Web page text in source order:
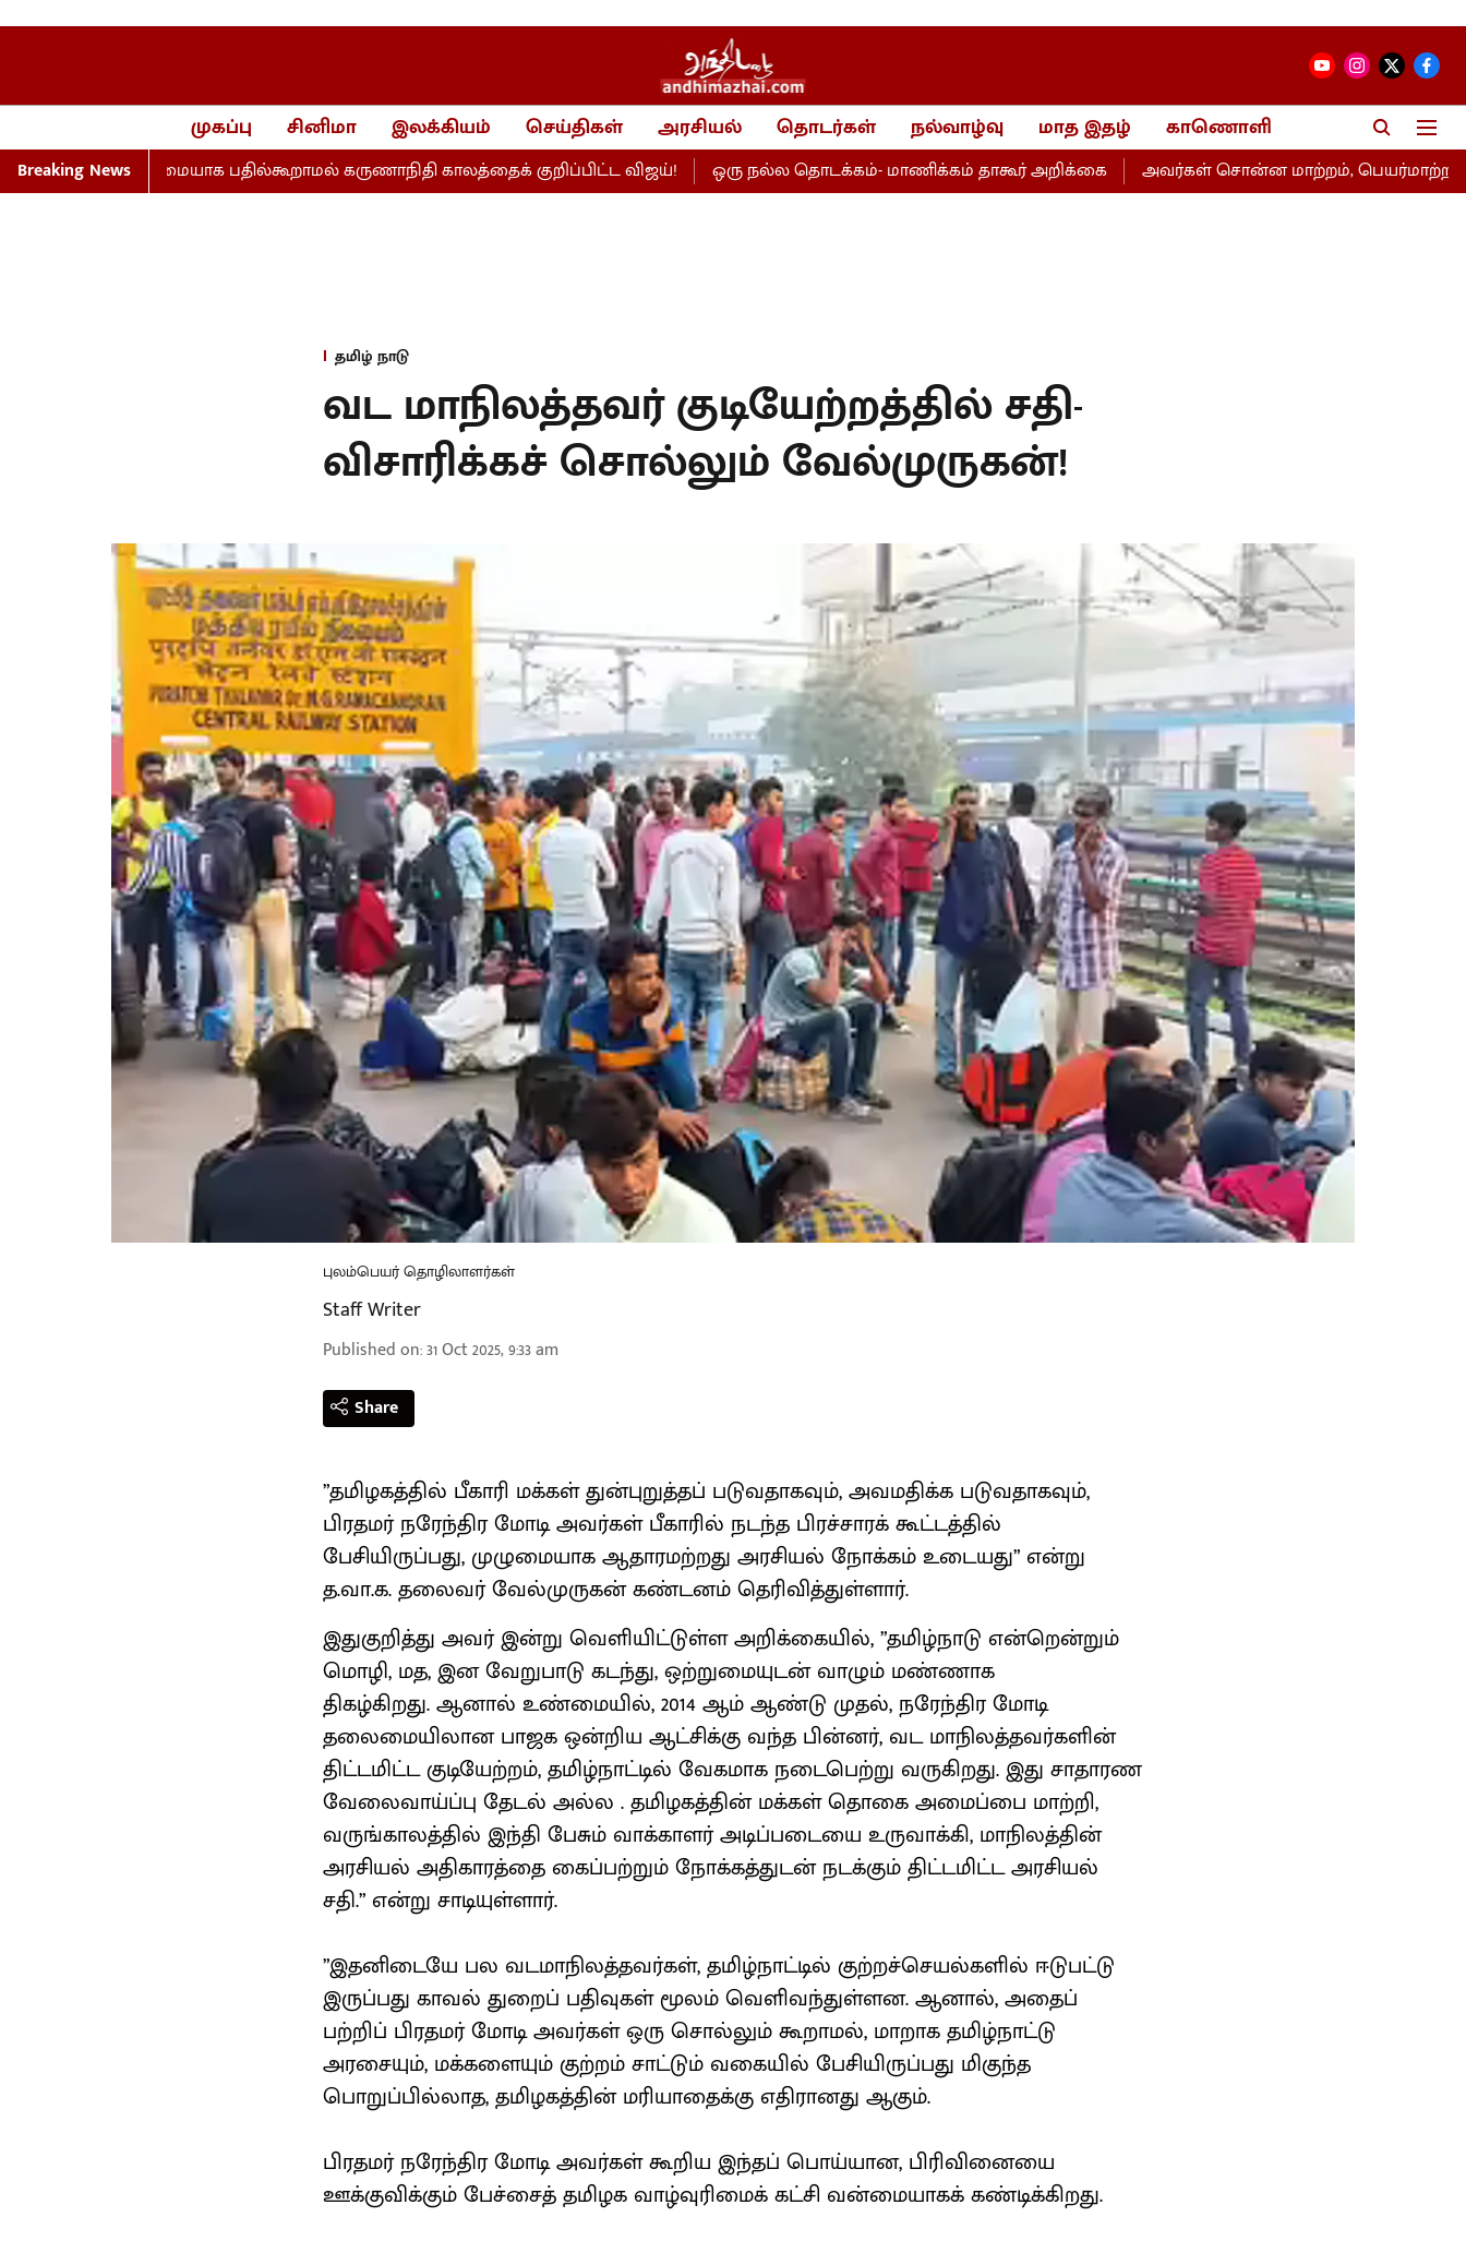
முகப்பு சினிமா இலக்கியம் செய்திகள் அரசியல் தொடர்கள் நல்வாழ்வு மாத இதழ் காணொளி
Breaking News
முழுமையாக பதில்கூறாமல் கருணாநிதி காலத்தைக் குறிப்பிட்ட விஜய்! ஒரு நல்ல தொடக்கம்- மாணிக்கம் தாகூர் அறிக்கை அவர்கள் சொன்ன மாற்றம், பெயர்மாற்றம்தான்-
தமிழ் நாடு
வட மாநிலத்தவர் குடியேற்றத்தில் சதி-
விசாரிக்கச் சொல்லும் வேல்முருகன்!
புலம்பெயர் தொழிலாளர்கள்
Staff Writer
Published on:31 Oct 2025, 9:33 am
Share
”தமிழகத்தில் பீகாரி மக்கள் துன்புறுத்தப் படுவதாகவும், அவமதிக்க படுவதாகவும்,
பிரதமர் நரேந்திர மோடி அவர்கள் பீகாரில் நடந்த பிரச்சாரக் கூட்டத்தில்
பேசியிருப்பது, முழுமையாக ஆதாரமற்றது அரசியல் நோக்கம் உடையது” என்று
த.வா.க. தலைவர் வேல்முருகன் கண்டனம் தெரிவித்துள்ளார்.
இதுகுறித்து அவர் இன்று வெளியிட்டுள்ள அறிக்கையில், ”தமிழ்நாடு என்றென்றும்
மொழி, மத, இன வேறுபாடு கடந்து, ஒற்றுமையுடன் வாழும் மண்ணாக
திகழ்கிறது. ஆனால் உண்மையில், 2014 ஆம் ஆண்டு முதல், நரேந்திர மோடி
தலைமையிலான பாஜக ஒன்றிய ஆட்சிக்கு வந்த பின்னர், வட மாநிலத்தவர்களின்
திட்டமிட்ட குடியேற்றம், தமிழ்நாட்டில் வேகமாக நடைபெற்று வருகிறது. இது சாதாரண
வேலைவாய்ப்பு தேடல் அல்ல . தமிழகத்தின் மக்கள் தொகை அமைப்பை மாற்றி,
வருங்காலத்தில் இந்தி பேசும் வாக்காளர் அடிப்படையை உருவாக்கி, மாநிலத்தின்
அரசியல் அதிகாரத்தை கைப்பற்றும் நோக்கத்துடன் நடக்கும் திட்டமிட்ட அரசியல்
சதி.” என்று சாடியுள்ளார்.
”இதனிடையே பல வடமாநிலத்தவர்கள், தமிழ்நாட்டில் குற்றச்செயல்களில் ஈடுபட்டு
இருப்பது காவல் துறைப் பதிவுகள் மூலம் வெளிவந்துள்ளன. ஆனால், அதைப்
பற்றிப் பிரதமர் மோடி அவர்கள் ஒரு சொல்லும் கூறாமல், மாறாக தமிழ்நாட்டு
அரசையும், மக்களையும் குற்றம் சாட்டும் வகையில் பேசியிருப்பது மிகுந்த
பொறுப்பில்லாத, தமிழகத்தின் மரியாதைக்கு எதிரானது ஆகும்.
பிரதமர் நரேந்திர மோடி அவர்கள் கூறிய இந்தப் பொய்யான, பிரிவினையை
ஊக்குவிக்கும் பேச்சைத் தமிழக வாழ்வுரிமைக் கட்சி வன்மையாகக் கண்டிக்கிறது.